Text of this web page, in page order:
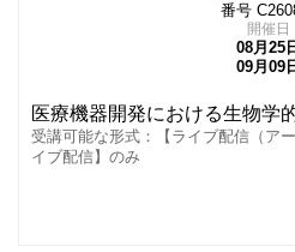
番号
開催日
08月25
09月09
医療機器開発における生物学
受講可能な形式：【ライブ配信（ア
イブ配信】のみ